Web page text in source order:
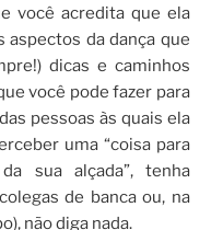
você acredita que ela
aspectos da dança que
dicas e caminhos
você pode fazer para
pessoas às quais ela
uma “coisa para
sua alçada”, tenha
de banca ou, na
não diga nada.